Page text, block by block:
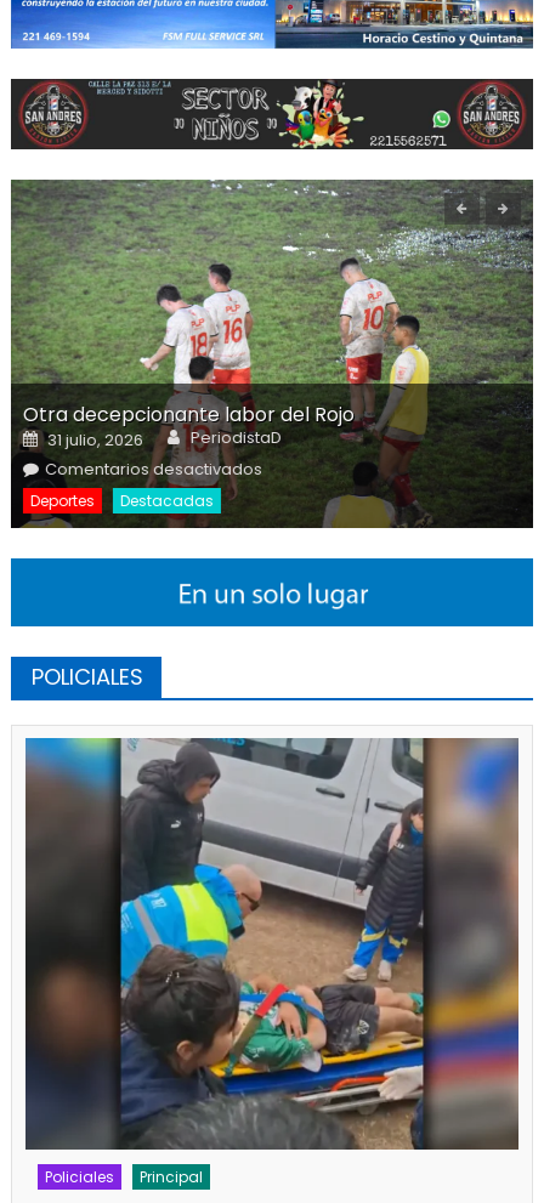
Otra decepcionante labor del Rojo
Posted on
31 julio, 2026 Author
PeriodistaD
Comentarios desactivados en Otra decepcionante labor del
Rojo
Deportes Destacadas
POLICIALES
Noticias Policiales